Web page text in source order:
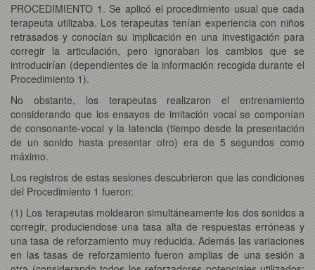
PROCEDIMIENTO 1. Se aplicó el procedimiento usual que cada
terapeuta utilizaba. Los terapeutas tenían experiencia con niños
retrasados y conocían su implicación en una investigación para
corregir la articulación, pero ignoraban los cambios que se
introducirían (dependientes de la información recogida durante el
Procedimiento 1).
No obstante, los terapeutas realizaron el entrenamiento
considerando que los ensayos de imitación vocal se componían
de consonante-vocal y la latencia (tiempo desde la presentación
de un sonido hasta presentar otro) era de 5 segundos como
máximo.
Los registros de estas sesiones descubrieron que las condiciones
del Procedimiento 1 fueron:
(1) Los terapeutas moldearon simultáneamente los dos sonidos a
corregir, produciendose una tasa alta de respuestas erróneas y
una tasa de reforzamiento muy reducida. Además las variaciones
en las tasas de reforzamiento fueron amplias de una sesión a